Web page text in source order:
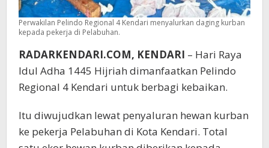
Perwakilan Pelindo Regional 4 Kendari menyalurkan daging kurban
kepada pekerja di Pelabuhan.
RADARKENDARI.COM, KENDARI – Hari Raya
Idul Adha 1445 Hijriah dimanfaatkan Pelindo
Regional 4 Kendari untuk berbagi kebaikan.
Itu diwujudkan lewat penyaluran hewan kurban
ke pekerja Pelabuhan di Kota Kendari. Total